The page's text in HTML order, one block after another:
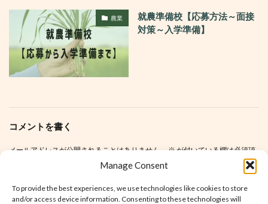
Manage Consent
To provide the best experiences, we use technologies like cookies to store
and/or access device information. Consenting to these technologies will
農業
就農準備校【応募方法～面接
対策～入学準備】
コメントを書く
メールアドレスが公開されることはありません。※が付いている欄は必須項